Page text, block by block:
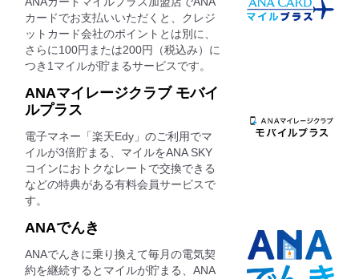
カードでお支払いいただくと、クレジ
ットカード会社のポイントとは別に、
さらに100円または200円（税込み）に
つき1マイルが貯まるサービスです。
ANAマイレージクラブ モバイ
ルプラス
電子マネー「楽天Edy」のご利用でマ
イルが3倍貯まる、マイルをANA SKY
コインにおトクなレートで交換できる
などの特典がある有料会員サービスで
す。
ANAでんき
ANAでんきに乗り換えて毎月の電気契
約を継続するとマイルが貯まる、ANA